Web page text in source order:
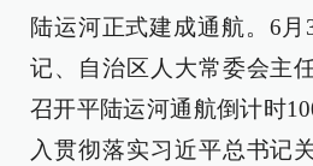
陆运河正式建成通航。6
记、自治区人大常委会主
召开平陆运河通航倒计时
入贯彻落实习近平总书记